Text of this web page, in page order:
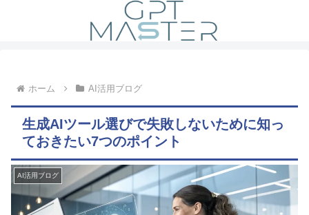
ホーム AI活用ブログ
生成AIツール選びで失敗しないために知っ
ておきたい7つのポイント
AI活用ブログ